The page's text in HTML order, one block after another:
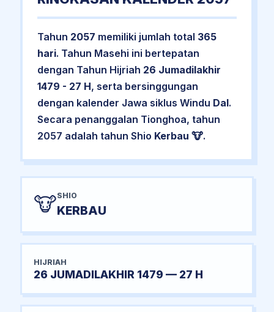
Tahun 2057 memiliki jumlah total 365
hari. Tahun Masehi ini bertepatan
dengan Tahun Hijriah 26 Jumadilakhir
1479 - 27 H, serta bersinggungan
dengan kalender Jawa siklus Windu Dal.
Secara penanggalan Tionghoa, tahun
2057 adalah tahun Shio Kerbau 🐮.
🐮SHIO
KERBAU
HIJRIAH
26 JUMADILAKHIR 1479 — 27 H